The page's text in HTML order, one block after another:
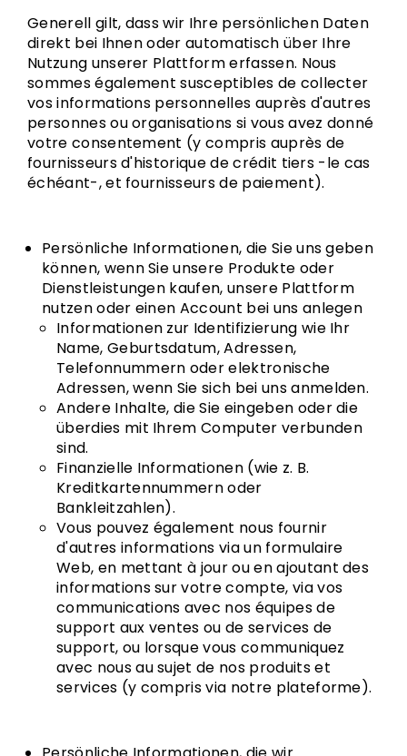
Generell gilt, dass wir Ihre persönlichen Daten
direkt bei Ihnen oder automatisch über Ihre
Nutzung unserer Plattform erfassen. Nous
sommes également susceptibles de collecter
vos informations personnelles auprès d'autres
personnes ou organisations si vous avez donné
votre consentement (y compris auprès de
fournisseurs d'historique de crédit tiers -le cas
échéant-, et fournisseurs de paiement).
Persönliche Informationen, die Sie uns geben
können, wenn Sie unsere Produkte oder
Dienstleistungen kaufen, unsere Plattform
nutzen oder einen Account bei uns anlegen
Informationen zur Identifizierung wie Ihr
Name, Geburtsdatum, Adressen,
Telefonnummern oder elektronische
Adressen, wenn Sie sich bei uns anmelden.
Andere Inhalte, die Sie eingeben oder die
überdies mit Ihrem Computer verbunden
sind.
Finanzielle Informationen (wie z. B.
Kreditkartennummern oder
Bankleitzahlen).
Vous pouvez également nous fournir
d'autres informations via un formulaire
Web, en mettant à jour ou en ajoutant des
informations sur votre compte, via vos
communications avec nos équipes de
support aux ventes ou de services de
support, ou lorsque vous communiquez
avec nous au sujet de nos produits et
services (y compris via notre plateforme).